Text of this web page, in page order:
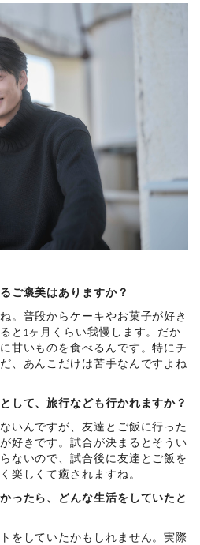
ご褒美はありますか？
。普段からケーキやお菓子が好き
と1ヶ月くらい我慢します。だか
甘いものを食べるんです。特にチ
、あんこだけは苦手なんですよね
て、旅行なども行かれますか？
いんですが、友達とご飯に行った
好きです。試合が決まるとそうい
ないので、試合後に友達とご飯を
楽しくて癒されますね。
たら、どんな生活をしていたと
をしていたかもしれません。実際